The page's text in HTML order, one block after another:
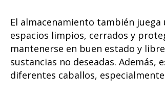
El almacenamiento también
espacios limpios, cerrados y
mantenerse en buen estado y
sustancias no deseadas.
diferentes caballos,